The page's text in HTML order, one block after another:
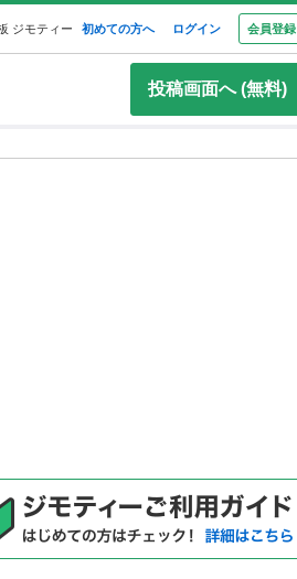
ジモティー 初めての方へ ログイン 会員登録
投稿画面へ (無料)